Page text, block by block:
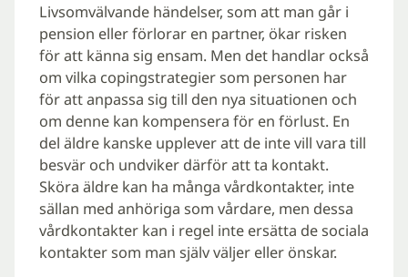
Livsomvälvande händelser, som att man går i
pension eller förlorar en partner, ökar risken
för att känna sig ensam. Men det handlar också
om vilka copingstrategier som personen har
för att anpassa sig till den nya situationen och
om denne kan kompensera för en förlust. En
del äldre kanske upplever att de inte vill vara till
besvär och undviker därför att ta kontakt.
Sköra äldre kan ha många vårdkontakter, inte
sällan med anhöriga som vårdare, men dessa
vårdkontakter kan i regel inte ersätta de sociala
kontakter som man själv väljer eller önskar.